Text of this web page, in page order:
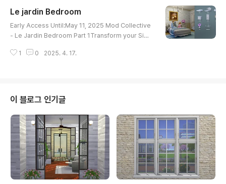
Le jardin Bedroom
Early Access Until:May 11, 2025 Mod Collective
- Le Jardin Bedroom Part 1Transform your Sims
uring a cozy bed, chic dresser, and a sleek lam
tive.gg Early Access Until:May 12, 2025 Mod Co
llective - Le Jardin B..
1 0 2025. 4. 17.
이 블로그 인기글